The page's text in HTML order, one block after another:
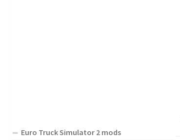
Euro Truck Simulator 2 mods